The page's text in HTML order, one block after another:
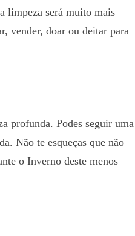
limpeza será muito mais
vender, doar ou deitar para
profunda. Podes seguir uma
Não te esqueças que não
o Inverno deste menos